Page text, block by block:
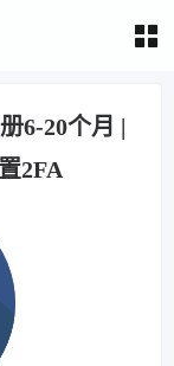
6-20个月 |
2FA